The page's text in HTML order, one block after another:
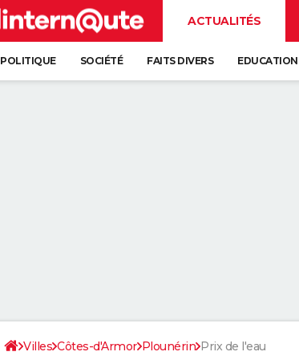
ACTUALITÉS
POLITIQUE SOCIÉTÉ FAITS DIVERS EDUCATION
Villes Côtes-d'Armor Plounérin Prix de l'eau